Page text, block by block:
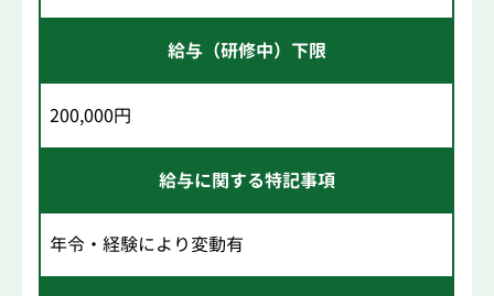
給与（研修中）下限
200,000円
給与に関する特記事項
年令・経験により変動有